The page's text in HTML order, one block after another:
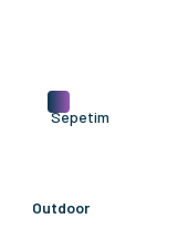
Sepetim
Outdoor